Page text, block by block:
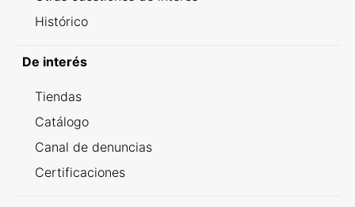
Histórico
De interés
Tiendas
Catálogo
Canal de denuncias
Certificaciones